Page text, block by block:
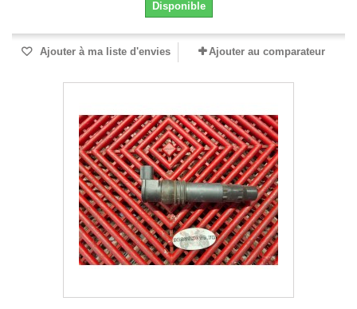
Disponible
Ajouter à ma liste d'envies Ajouter au comparateur